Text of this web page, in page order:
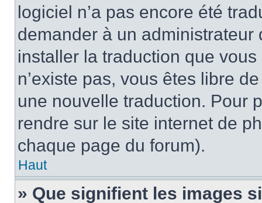
logiciel n’a pas encore été
demander à un administrateur
installer la traduction que
n’existe pas, vous êtes libre
une nouvelle traduction. Pour
rendre sur le site internet de
chaque page du forum).
Haut
» Que signifient les images